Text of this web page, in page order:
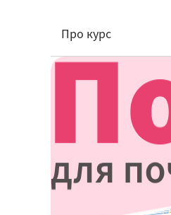
Про курс